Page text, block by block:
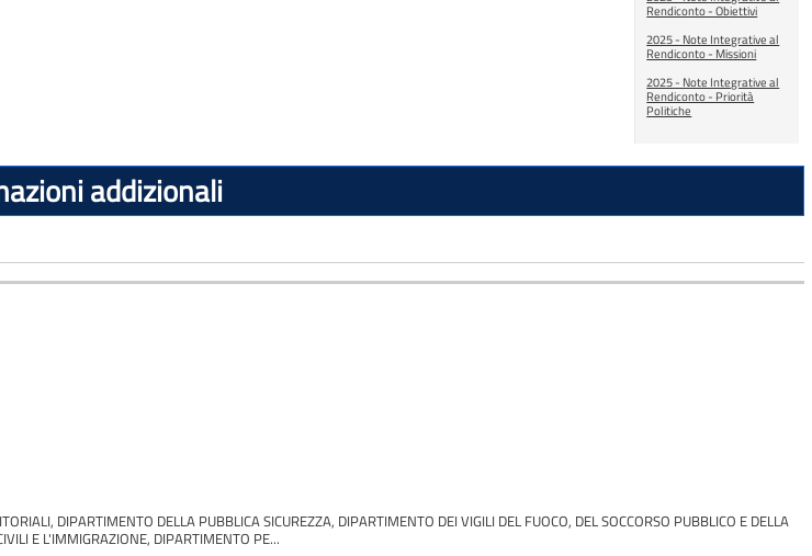
Rendiconto - Obiettivi
2025 - Note Integrative al
Rendiconto - Missioni
2025 - Note Integrative al
Rendiconto - Priorità
Politiche
addizionali
DIPARTIMENTO DELLA PUBBLICA SICUREZZA, DIPARTIMENTO DEI VIGILI DEL FUOCO, DEL SOCCORSO PUBBLICO E DELLA
E L'IMMIGRAZIONE, DIPARTIMENTO PE...